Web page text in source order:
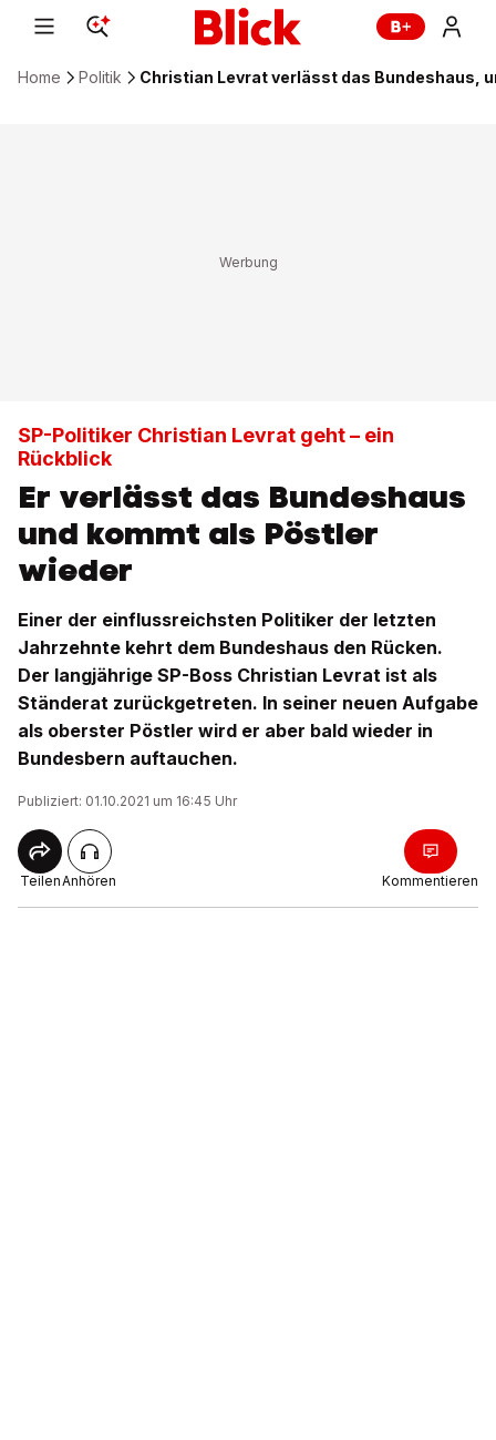
Home Politik Christian Levrat verlässt das Bundeshaus,
SP-Politiker Christian Levrat geht – ein
Rückblick
Er verlässt das Bundeshaus
und kommt als Pöstler
wieder
Einer der einflussreichsten Politiker der letzten
Jahrzehnte kehrt dem Bundeshaus den Rücken.
Der langjährige SP-Boss Christian Levrat ist als
Ständerat zurückgetreten. In seiner neuen Aufgabe
als oberster Pöstler wird er aber bald wieder in
Bundesbern auftauchen.
Publiziert: 01.10.2021 um 16:45 Uhr
TeilenAnhören Kommentieren